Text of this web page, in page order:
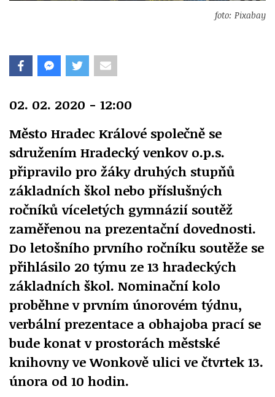
foto: Pixabay
02. 02. 2020 - 12:00
Město Hradec Králové společně se
sdružením Hradecký venkov o.p.s.
připravilo pro žáky druhých stupňů
základních škol nebo příslušných
ročníků víceletých gymnázií soutěž
zaměřenou na prezentační dovednosti.
Do letošního prvního ročníku soutěže se
přihlásilo 20 týmu ze 13 hradeckých
základních škol. Nominační kolo
proběhne v prvním únorovém týdnu,
verbální prezentace a obhajoba prací se
bude konat v prostorách městské
knihovny ve Wonkově ulici ve čtvrtek 13.
února od 10 hodin.